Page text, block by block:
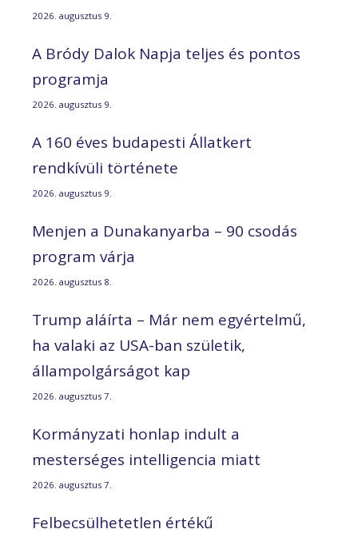
2026. augusztus 9.
A Bródy Dalok Napja teljes és pontos
programja
2026. augusztus 9.
A 160 éves budapesti Állatkert
rendkívüli története
2026. augusztus 9.
Menjen a Dunakanyarba – 90 csodás
program várja
2026. augusztus 8.
Trump aláírta – Már nem egyértelmű,
ha valaki az USA-ban születik,
állampolgárságot kap
2026. augusztus 7.
Kormányzati honlap indult a
mesterséges intelligencia miatt
2026. augusztus 7.
Felbecsülhetetlen értékű